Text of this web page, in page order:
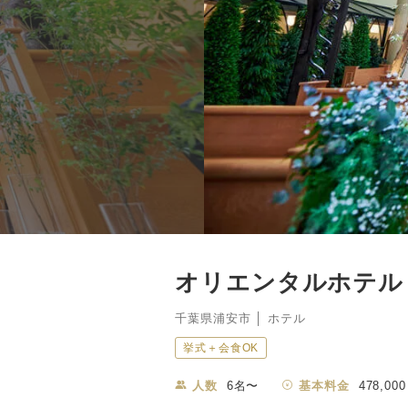
オリエンタルホテ
千葉県浦安市 │ ホテル
挙式＋会食OK
人数 6名〜 基本料金 478,000